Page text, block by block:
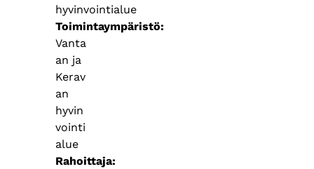
hyvinvointialue
Toimintaympäristö
Vanta
an ja
Kerav
an
hyvin
vointi
alue
Rahoittaja